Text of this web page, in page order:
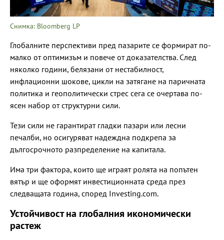
Снимка: Bloomberg LP
Глобалните перспективи пред пазарите се формират по-
малко от оптимизъм и повече от доказателства. След
няколко години, белязани от нестабилност,
инфлационни шокове, цикли на затягане на паричната
политика и геополитически стрес сега се очертава по-
ясен набор от структурни сили.
Тези сили не гарантират гладки пазари или лесни
печалби, но осигуряват надеждна подкрепа за
дългосрочното разпределение на капитала.
Има три фактора, които ще играят ролята на попътен
вятър и ще оформят инвестиционната среда през
следващата година, според Investing.com.
Устойчивост на глобалния икономически
растеж